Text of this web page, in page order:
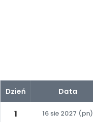
Dzień Data
1 16 sie 2027 (pn)